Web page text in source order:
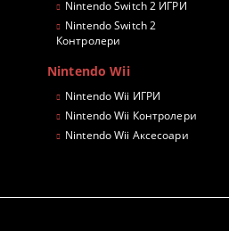
Nintendo Switch 2 ИГРИ
Nintendo Switch 2
Контролери
Nintendo Wii
Nintendo Wii ИГРИ
Nintendo Wii Контролери
Nintendo Wii Аксесоари